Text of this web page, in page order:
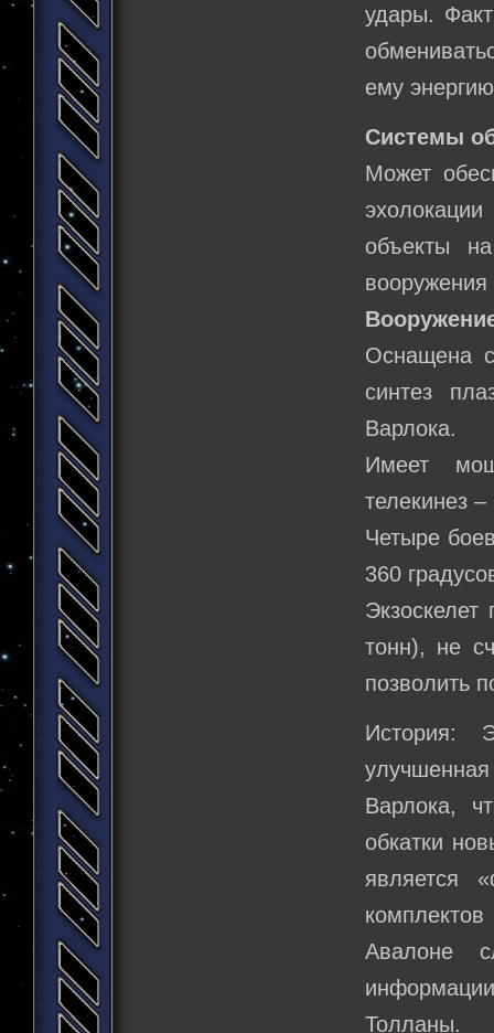
удары.
ему
Системы
Может
объекты
Оснащена
синтез
Варлока.
Имеет
телекинез
Четыре
360
тонн), не
позволить
История:
Варлока,
обкатки
является
Авалоне
Толланы.